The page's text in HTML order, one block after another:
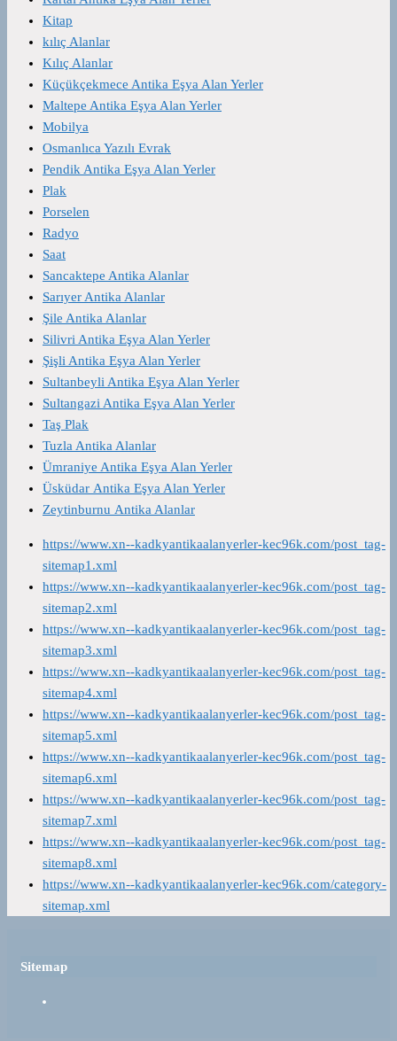
Kitap
kılıç Alanlar
Kılıç Alanlar
Küçükçekmece Antika Eşya Alan Yerler
Maltepe Antika Eşya Alan Yerler
Mobilya
Osmanlıca Yazılı Evrak
Pendik Antika Eşya Alan Yerler
Plak
Porselen
Radyo
Saat
Sancaktepe Antika Alanlar
Sarıyer Antika Alanlar
Şile Antika Alanlar
Silivri Antika Eşya Alan Yerler
Şişli Antika Eşya Alan Yerler
Sultanbeyli Antika Eşya Alan Yerler
Sultangazi Antika Eşya Alan Yerler
Taş Plak
Tuzla Antika Alanlar
Ümraniye Antika Eşya Alan Yerler
Üsküdar Antika Eşya Alan Yerler
Zeytinburnu Antika Alanlar
https://www.xn--kadkyantikaalanyerler-kec96k.com/post_tag-
sitemap1.xml
https://www.xn--kadkyantikaalanyerler-kec96k.com/post_tag-
sitemap2.xml
https://www.xn--kadkyantikaalanyerler-kec96k.com/post_tag-
sitemap3.xml
https://www.xn--kadkyantikaalanyerler-kec96k.com/post_tag-
sitemap4.xml
https://www.xn--kadkyantikaalanyerler-kec96k.com/post_tag-
sitemap5.xml
https://www.xn--kadkyantikaalanyerler-kec96k.com/post_tag-
sitemap6.xml
https://www.xn--kadkyantikaalanyerler-kec96k.com/post_tag-
sitemap7.xml
https://www.xn--kadkyantikaalanyerler-kec96k.com/post_tag-
sitemap8.xml
https://www.xn--kadkyantikaalanyerler-kec96k.com/category-
sitemap.xml
Sitemap